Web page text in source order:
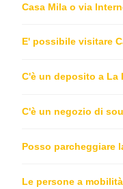
Casa Mila o via
E' possibile visitare
C'è un deposito a La
C'è un negozio di
Posso parcheggiare
Le persone a